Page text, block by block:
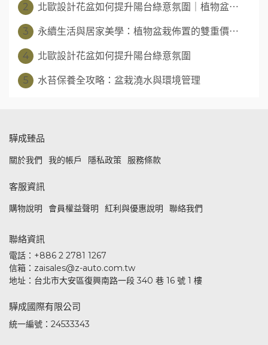
2 北歐設計花盆如何提升陽台綠意氛圍｜植物盆⋯
3 永續生活與居家美學：植物盆栽佈置的雙重價⋯
4 北歐設計花盆如何提升陽台綠意氛圍
5 水苔保養全攻略：盆栽澆水與環境管理
驊成臻品
關於我們 我的帳戶 隱私政策 服務條款
客服資訊
購物說明 會員權益聲明 紅利與優惠說明 聯絡我們
聯絡資訊
電話：+886 2 2781 1267
信箱：zaisales@z-auto.com.tw
地址：台北市大安區復興南路一段 340 巷 16 號 1 樓
驊成國際有限公司
統一編號：24533343